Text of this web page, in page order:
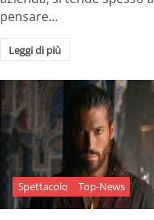
pensare…
Leggi di più
Spettacolo Top-News